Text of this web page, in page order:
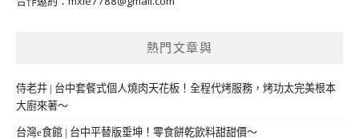
熱門文章與
侍老井 | 台中套餐式個人燒肉天花板！全程代烤服務，烤功太完美根本
大廚來著～
台灣e食館 | 台中平替版垂坤！零食餅乾飲料甜甜價～